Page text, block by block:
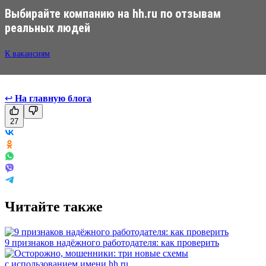
Выбирайте компанию на hh.ru по отзывам
реальных людей
К вакансиям
↩ На главную блога
27
Читайте также
9 признаков надёжного работодателя: как проверить